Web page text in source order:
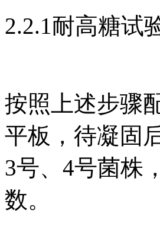
2.2.1耐高糖试
按照上述步骤
平板，待凝固
3号、4号菌株
数。